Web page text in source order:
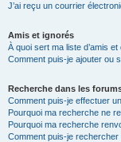
J’ai reçu un courrier
Amis et ignorés
À quoi sert ma liste d’amis et
Comment puis-je ajouter ou
Recherche dans les
Comment puis-je effectuer
Pourquoi ma recherche ne
Pourquoi ma recherche
Comment puis-je